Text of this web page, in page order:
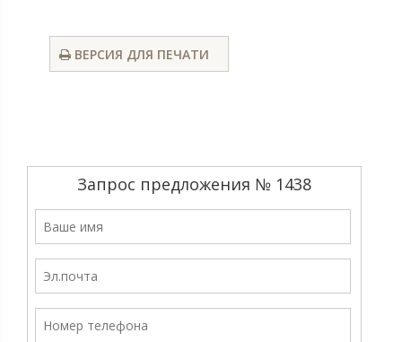
ВЕРСИЯ ДЛЯ ПЕЧАТИ
Запрос предложения № 1438